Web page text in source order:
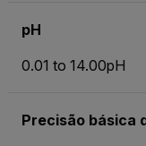
pH
0.01 to 14.00pH
Precisão básica